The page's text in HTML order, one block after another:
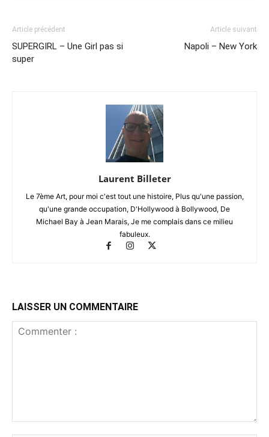
Article précédent
SUPERGIRL – Une Girl pas si
super
Article suivant
Napoli – New York
Laurent Billeter
Le 7ème Art, pour moi c'est tout une histoire, Plus qu'une passion,
qu'une grande occupation, D'Hollywood à Bollywood, De
Michael Bay à Jean Marais, Je me complais dans ce milieu
fabuleux.
LAISSER UN COMMENTAIRE